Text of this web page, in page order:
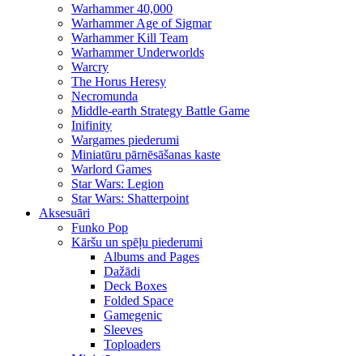
Warhammer 40,000
Warhammer Age of Sigmar
Warhammer Kill Team
Warhammer Underworlds
Warcry
The Horus Heresy
Necromunda
Middle-earth Strategy Battle Game
Inifinity
Wargames piederumi
Miniatūru pārnēsāšanas kaste
Warlord Games
Star Wars: Legion
Star Wars: Shatterpoint
Aksesuāri
Funko Pop
Kāršu un spēļu piederumi
Albums and Pages
Dažādi
Deck Boxes
Folded Space
Gamegenic
Sleeves
Toploaders